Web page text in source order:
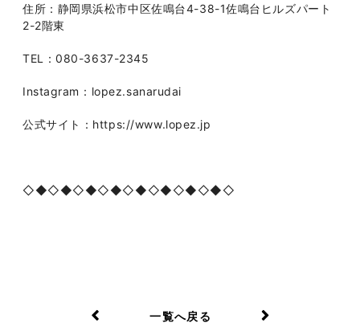
住所：静岡県浜松市中区佐鳴台4-38-1佐鳴台ヒルズパート
2-2階東
TEL：080-3637-2345
Instagram：lopez.sanarudai
公式サイト：https://www.lopez.jp
◇◆◇◆◇◆◇◆◇◆◇◆◇◆◇◆◇
一覧へ戻る